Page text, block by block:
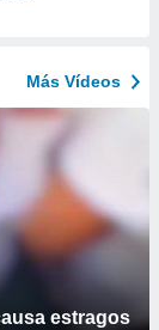
Más Vídeos
estragos